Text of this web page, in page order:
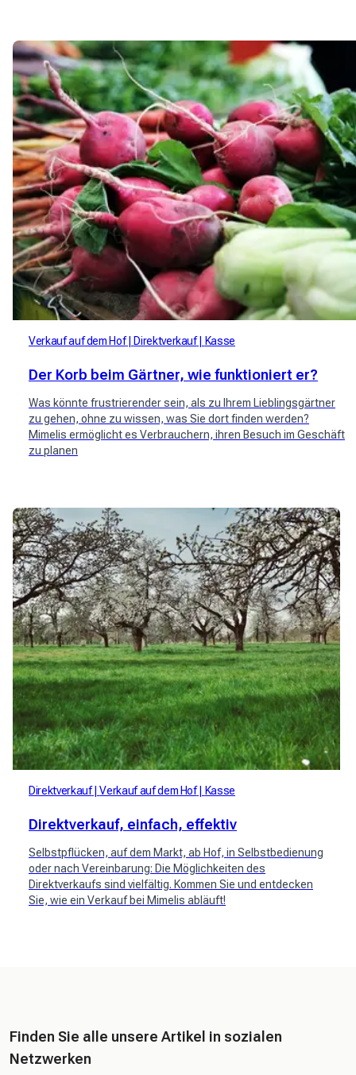
Verkauf auf dem Hof Direktverkauf Kasse
Der Korb beim Gärtner, wie funktioniert er?
Was könnte frustrierender sein, als zu Ihrem Lieblingsgärtner
zu gehen, ohne zu wissen, was Sie dort finden werden?
Mimelis ermöglicht es Verbrauchern, ihren Besuch im Geschäft
zu planen
Direktverkauf Verkauf auf dem Hof Kasse
Direktverkauf, einfach, effektiv
Selbstpflücken, auf dem Markt, ab Hof, in Selbstbedienung
oder nach Vereinbarung: Die Möglichkeiten des
Direktverkaufs sind vielfältig. Kommen Sie und entdecken
Sie, wie ein Verkauf bei Mimelis abläuft!
Finden Sie alle unsere Artikel in sozialen
Netzwerken